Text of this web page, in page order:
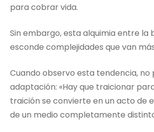
para cobrar vida.
Sin embargo, esta alquimia entre
esconde complejidades que van
Cuando observo esta tendencia,
adaptación: «Hay que traicionar
traición se convierte en un acto de
de un medio completamente